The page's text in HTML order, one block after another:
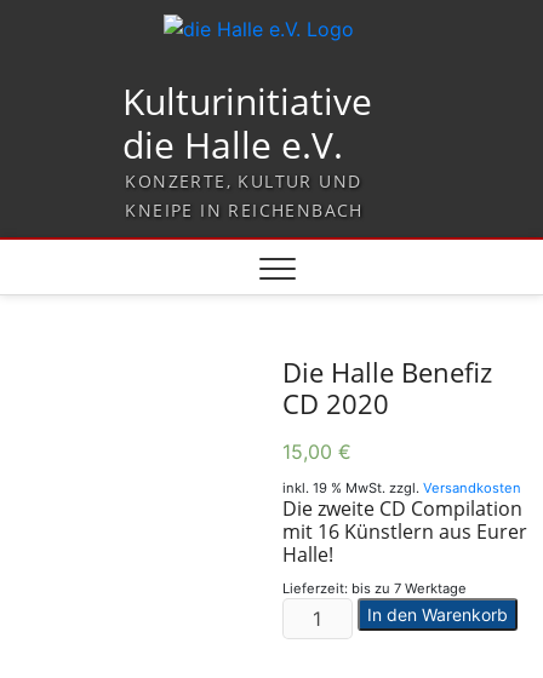
Kulturinitiative
die Halle e.V.
KONZERTE, KULTUR UND
KNEIPE IN REICHENBACH
Die Halle Benefiz
CD 2020
15,00 €
inkl. 19 % MwSt. zzgl. Versandkosten
Die zweite CD Compilation
mit 16 Künstlern aus Eurer
Halle!
Lieferzeit: bis zu 7 Werktage
Halle
In den Warenkorb